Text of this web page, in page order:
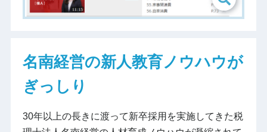
名南経営の新人教育ノウハウが
ぎっしり
30年以上の長きに渡って新卒採用を実施してきた税